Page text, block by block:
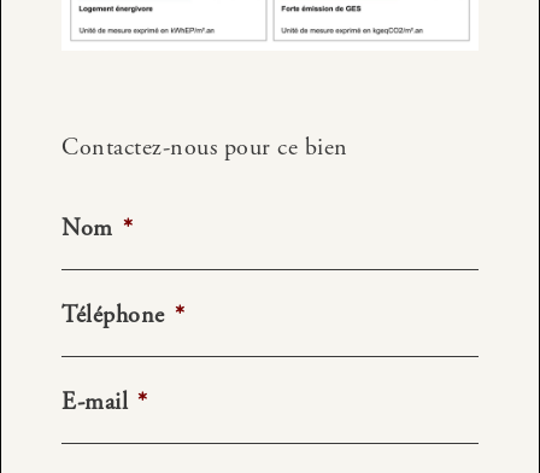
Contactez-nous pour ce bien
Nom *
Téléphone *
E-mail *